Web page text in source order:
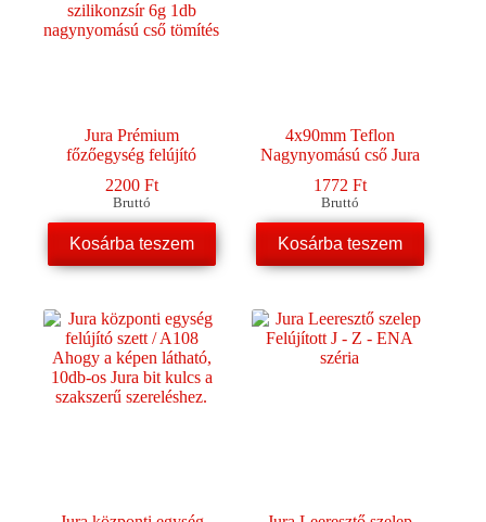
Jura Prémium
főzőegység felújító
2200 Ft
Bruttó
Kosárba teszem
4x90mm Teflon
Nagynyomású cső Jura
1772 Ft
Bruttó
Kosárba teszem